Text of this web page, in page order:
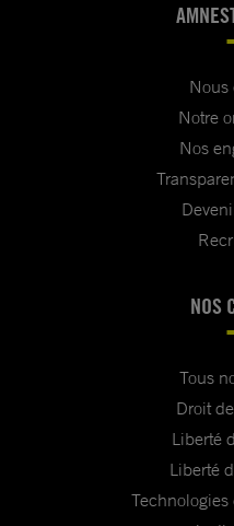
Nous
Notre
Nos
NOS
Tous
Droit
Liberté
Liberté